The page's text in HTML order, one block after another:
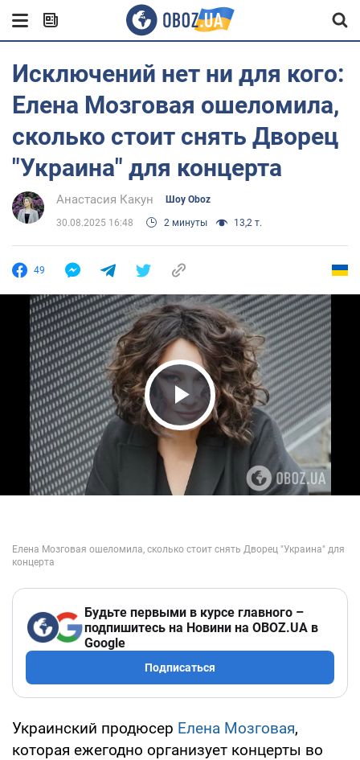
Исключений нет ни для кого:
Елена Мозговая ошеломила,
сколько стоит снять Дворец
"Украина" для концерта
Анастасия Какун Шоу Oboz
30.08.2025 16:48 2 минуты 13,2 т.
49
Play Video
Будьте первыми в курсе главного –
подпишитесь на Новини на OBOZ.UA в
Google
Подписаться
Украинский продюсер Елена Мозговая,
которая ежегодно организует концерты во